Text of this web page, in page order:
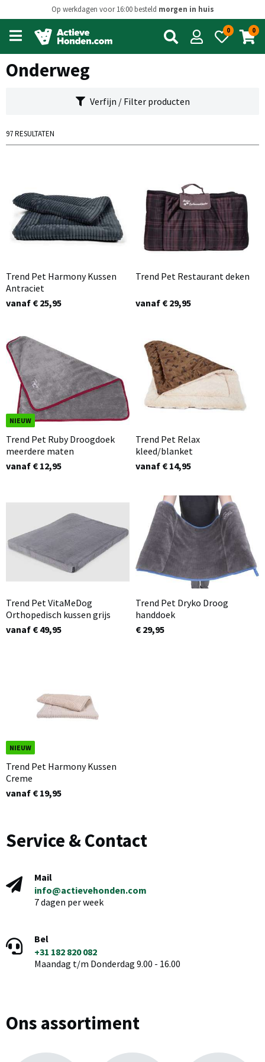
Op werkdagen voor 16:00 besteld morgen in huis
Open
main
menu
0 0
Onderweg
Verfijn / Filter producten
97 RESULTATEN
Trend Pet Harmony Kussen
Antraciet
vanaf € 25,95
Trend Pet Restaurant deken
vanaf € 29,95
NIEUW
Trend Pet Ruby Droogdoek
meerdere maten
vanaf € 12,95
Trend Pet Relax
kleed/blanket
vanaf € 14,95
Trend Pet VitaMeDog
Orthopedisch kussen grijs
vanaf € 49,95
Trend Pet Dryko Droog
handdoek
€ 29,95
NIEUW
Trend Pet Harmony Kussen
Creme
vanaf € 19,95
Service & Contact
Mail
info@actievehonden.com
7 dagen per week
Bel
+31 182 820 082
Maandag t/m Donderdag 9.00 - 16.00
Ons assortiment